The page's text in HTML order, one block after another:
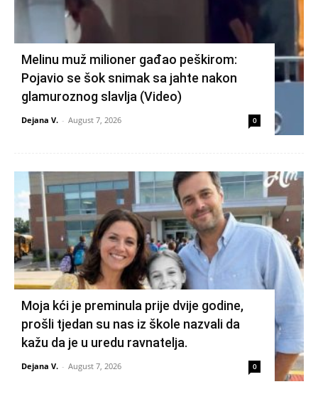
Melinu muž milioner gađao peškirom:
Pojavio se šok snimak sa jahte nakon
glamuroznog slavlja (Video)
Dejana V. - August 7, 2026 0
Moja kći je preminula prije dvije godine,
prošli tjedan su nas iz škole nazvali da
kažu da je u uredu ravnatelja.
Dejana V. - August 7, 2026 0